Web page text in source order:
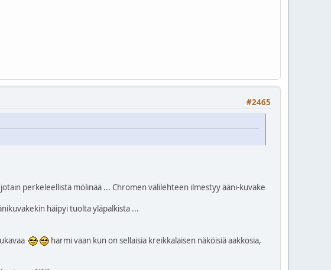
#2465
perkeleellistä mölinää ... Chromen välilehteen ilmestyy ääni-kuvake
häipyi tuolta yläpalkista ...
harmi vaan kun on sellaisia kreikkalaisen näköisiä aakkosia,